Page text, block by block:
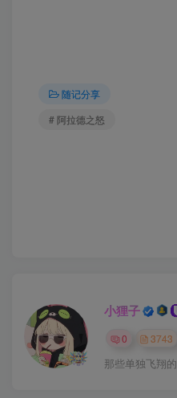
随记分享
# 阿拉德之怒
小狸子
0 3743
那些单独飞翔